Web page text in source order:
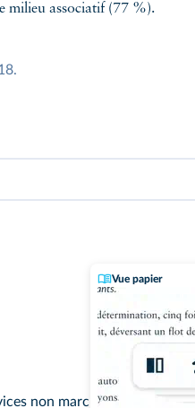
Vue papier
milieu associatif (77 %).
non marchands.